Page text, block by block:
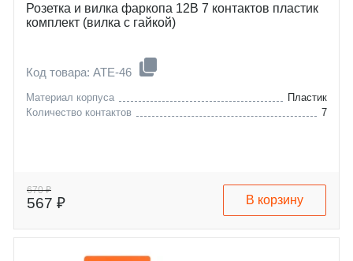
Розетка и вилка фаркопа 12В 7 контактов пластик
комплект (вилка с гайкой)
Код товара: ATE-46
Материал корпуса
Пластик
Количество контактов
7
670 ₽
567 ₽ В корзину